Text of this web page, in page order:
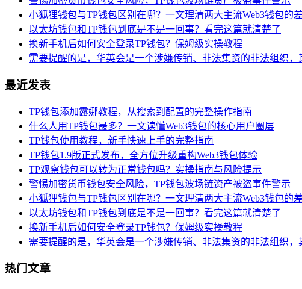
小狐狸钱包与TP钱包区别在哪？一文理清两大主流Web3钱包的
以太坊钱包和TP钱包到底是不是一回事？看完这篇就清楚了
换新手机后如何安全登录TP钱包？保姆级实操教程
需要提醒的是，华英会是一个涉嫌传销、非法集资的非法组织
最近发表
TP钱包添加露娜教程，从搜索到配置的完整操作指南
什么人用TP钱包最多？一文读懂Web3钱包的核心用户圈层
TP钱包使用教程，新手快速上手的完整指南
TP钱包1.9版正式发布，全方位升级重构Web3钱包体验
TP观察钱包可以转为正常钱包吗？实操指南与风险提示
警惕加密货币钱包安全风险，TP钱包波场链资产被盗事件警示
小狐狸钱包与TP钱包区别在哪？一文理清两大主流Web3钱包的
以太坊钱包和TP钱包到底是不是一回事？看完这篇就清楚了
换新手机后如何安全登录TP钱包？保姆级实操教程
需要提醒的是，华英会是一个涉嫌传销、非法集资的非法组织
热门文章